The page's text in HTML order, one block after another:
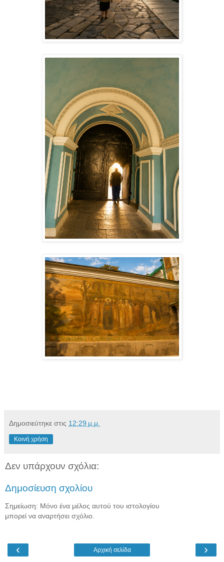
Δημοσιεύτηκε στις 12:29 μ.μ.
Κοινή χρήση
Δεν υπάρχουν σχόλια:
Δημοσίευση σχολίου
Σημείωση: Μόνο ένα μέλος αυτού του ιστολογίου
μπορεί να αναρτήσει σχόλιο.
‹ ›
Αρχική σελίδα